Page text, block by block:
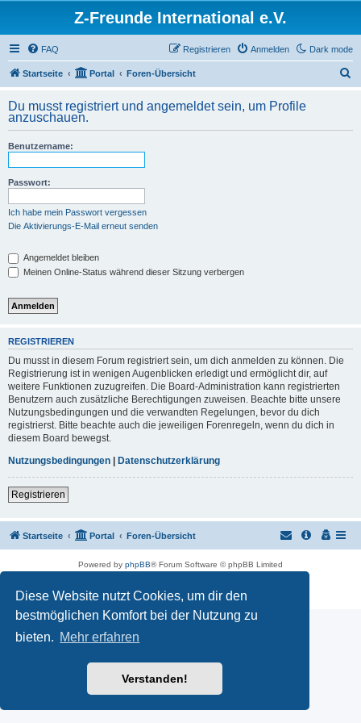
Diese Website nutzt Cookies, um dir den
bestmöglichen Komfort bei der Nutzung zu
bieten. Mehr erfahren
Verstanden!
Z-Freunde International e.V.
Dark mode
FAQ Anmelden
Registrieren
Startseite Portal Foren-Übersicht
h
Du musst registriert und angemeldet sein, um Profile
anzuschauen.
Benutzername:
Passwort:
Ich habe mein Passwort vergessen
Die Aktivierungs-E-Mail erneut senden
Angemeldet bleiben
Meinen Online-Status während dieser Sitzung verbergen
REGISTRIEREN
Du musst in diesem Forum registriert sein, um dich anmelden zu können. Die
Registrierung ist in wenigen Augenblicken erledigt und ermöglicht dir, auf
weitere Funktionen zuzugreifen. Die Board-Administration kann registrierten
Benutzern auch zusätzliche Berechtigungen zuweisen. Beachte bitte unsere
Nutzungsbedingungen und die verwandten Regelungen, bevor du dich
registrierst. Bitte beachte auch die jeweiligen Forenregeln, wenn du dich in
diesem Board bewegst.
Nutzungsbedingungen | Datenschutzerklärung
Registrieren
Startseite Portal Foren-Übersicht
Powered by phpBB® Forum Software © phpBB Limited
Datenschutz|Nutzungsbedingungen